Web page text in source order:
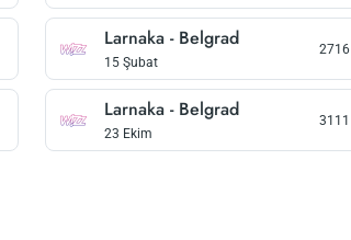
Larnaka - Belgrad
15 Şubat
2716
Larnaka - Belgrad
23 Ekim
3111